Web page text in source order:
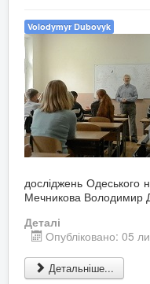
Volodymyr Dubovyk
досліджень Одеського
Мечникова Володимир
Деталі
Опубліковано: 05
Детальніше...